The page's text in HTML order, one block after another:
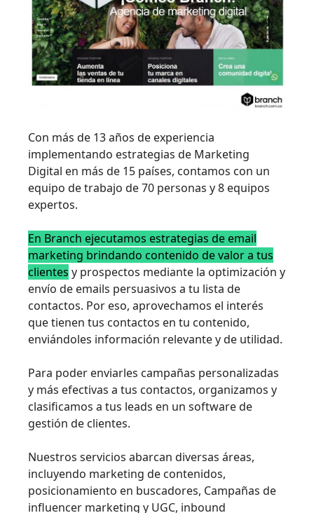
Con más de 13 años de experiencia
implementando estrategias de Marketing
Digital en más de 15 países, contamos con un
equipo de trabajo de 70 personas y 8 equipos
expertos.
En Branch ejecutamos estrategias de email
marketing brindando contenido de valor a tus
clientes y prospectos mediante la optimización y
envío de emails persuasivos a tu lista de
contactos. Por eso, aprovechamos el interés
que tienen tus contactos en tu contenido,
enviándoles información relevante y de utilidad.
Para poder enviarles campañas personalizadas
y más efectivas a tus contactos, organizamos y
clasificamos a tus leads en un software de
gestión de clientes.
Nuestros servicios abarcan diversas áreas,
incluyendo marketing de contenidos,
posicionamiento en buscadores, Campañas de
influencer marketing y UGC, inbound